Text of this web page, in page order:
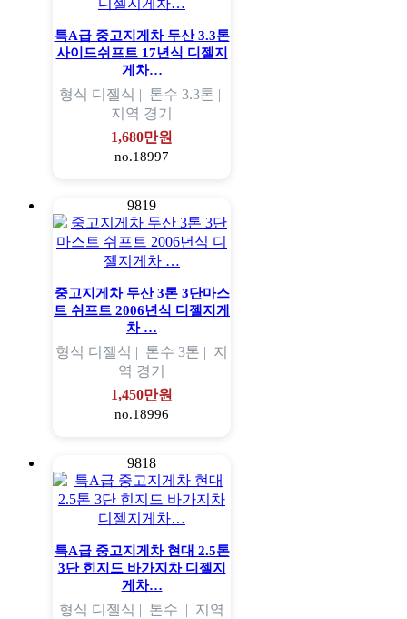
특A급 중고지게차 두산 3.3톤
사이드쉬프트 17년식 디젤지
게차…
형식 디젤식 | 톤수 3.3톤 |
지역 경기
1,680만원
no.18997
9819
중고지게차 두산 3톤 3단마스
트 쉬프트 2006년식 디젤지게
차 …
형식 디젤식 | 톤수 3톤 | 지
역 경기
1,450만원
no.18996
9818
특A급 중고지게차 현대 2.5톤
3단 힌지드 바가지차 디젤지
게차…
형식 디젤식 | 톤수 | 지역